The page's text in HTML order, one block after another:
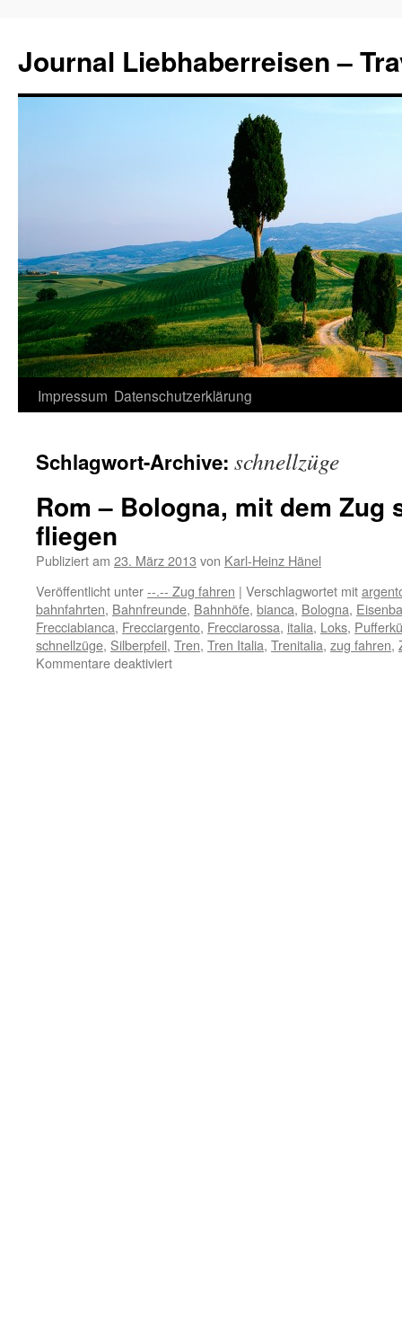
Journal Liebhaberreisen –
Zum
springen
Impressum Datenschutzerklärung
Schlagwort-Archive: schnellzüge
Rom – Bologna, mit dem Zug
fliegen
Publiziert am 23. März 2013 von Karl-Heinz Hänel
Veröffentlicht unter--.-- Zug fahren | Verschlagwortet mit
bahnfahrten, Bahnfreunde, Bahnhöfe, bianca, Bologna,
Frecciabianca, Frecciargento, Frecciarossa, italia, Loks,
schnellzüge, Silberpfeil, Tren, Tren Italia, Trenitalia, zug fahren,
Kommentare deaktiviertfür